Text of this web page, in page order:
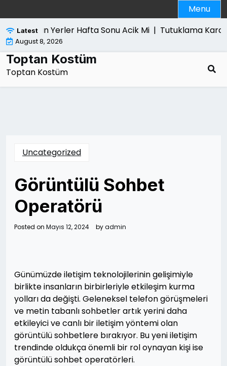
to
content
Menu
Latest
Alan Yerler Hafta Sonu Acik Mi |Tutuklama Karari
August 8, 2026
Toptan Kostüm
Toptan Kostüm
Uncategorized
Görüntülü Sohbet
Operatörü
Posted on Mayıs 12, 2024 byadmin
Günümüzde iletişim teknolojilerinin gelişimiyle
birlikte insanların birbirleriyle etkileşim kurma
yolları da değişti. Geleneksel telefon görüşmeleri
ve metin tabanlı sohbetler artık yerini daha
etkileyici ve canlı bir iletişim yöntemi olan
görüntülü sohbetlere bırakıyor. Bu yeni iletişim
trendinde oldukça önemli bir rol oynayan kişi ise
görüntülü sohbet operatörleri.